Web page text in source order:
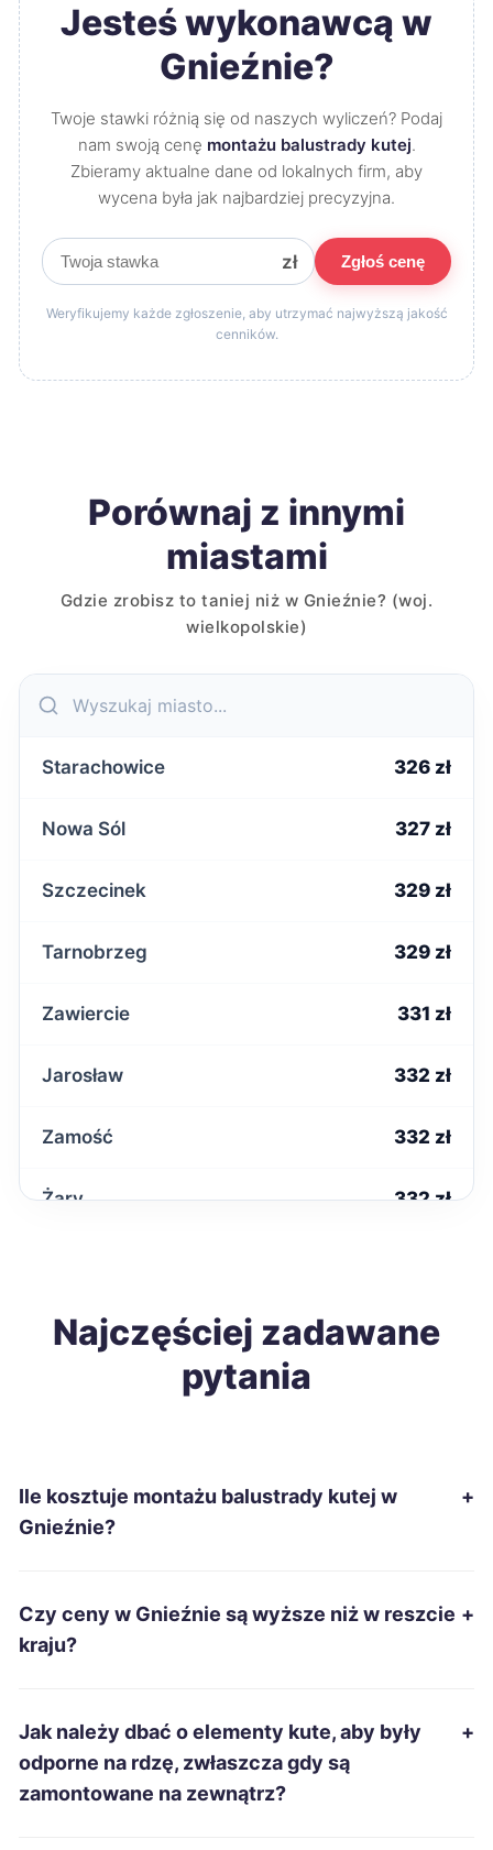
Jesteś wykonawcą w
Gnieźnie?
Twoje stawki różnią się od naszych wyliczeń? Podaj
nam swoją cenę montażu balustrady kutej.
Zbieramy aktualne dane od lokalnych firm, aby
wycena była jak najbardziej precyzyjna.
zł Zgłoś cenę
Weryfikujemy każde zgłoszenie, aby utrzymać najwyższą jakość
cenników.
Porównaj z innymi
miastami
Gdzie zrobisz to taniej niż w Gnieźnie? (woj.
wielkopolskie)
Starachowice 326 zł
Nowa Sól 327 zł
Szczecinek 329 zł
Tarnobrzeg 329 zł
Zawiercie 331 zł
Jarosław 332 zł
Zamość 332 zł
Żary 332 zł
Ostrowiec Świętokrzyski 333 zł
Ciechanów 335 zł
Zduńska Wola
Kwidzyn
Najczęściej zadawane
pytania
Ile kosztuje montażu balustrady kutej w
Gnieźnie?
+
Czy ceny w Gnieźnie są wyższe niż w reszcie
kraju?
+
Jak należy dbać o elementy kute, aby były
odporne na rdzę, zwłaszcza gdy są
zamontowane na zewnątrz?
+